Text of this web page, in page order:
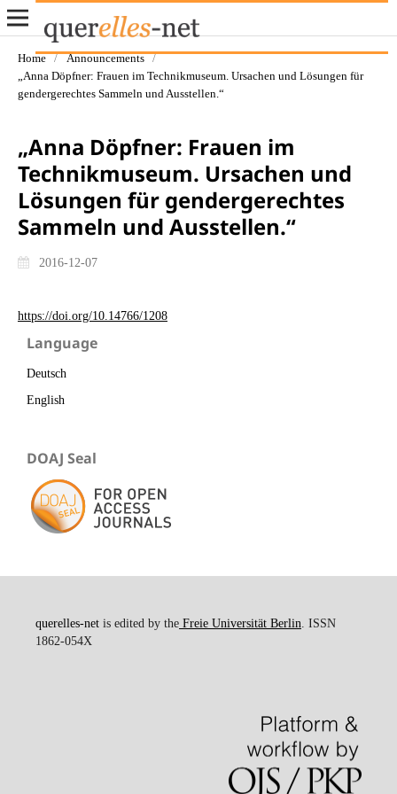
Home / Announcements
/
„Anna Döpfner: Frauen im Technikmuseum. Ursachen und Lösungen für
gendergerechtes Sammeln und Ausstellen.“
„Anna Döpfner: Frauen im
Technikmuseum. Ursachen und
Lösungen für gendergerechtes
Sammeln und Ausstellen.“
2016-12-07
https://doi.org/10.14766/1208
Language
Deutsch
English
DOAJ Seal
querelles-netis edited by theFreie Universität Berlin . ISSN
1862-054X